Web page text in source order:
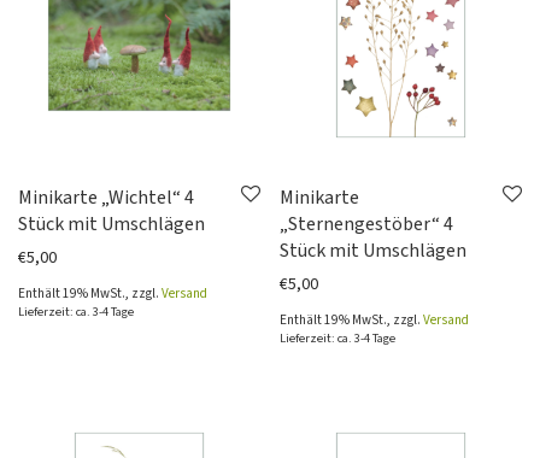
Prints & Poster
Kalender & Bücher
Zum Selbermachen
Minikarte „Wichtel“ 4
Stück mit Umschlägen
€5,00
Enthält 19% MwSt., zzgl. Versand
Lieferzeit: ca. 3-4 Tage
Minikarte
„Sternengestöber“ 4
Stück mit Umschlägen
€5,00
Enthält 19% MwSt., zzgl. Versand
Lieferzeit: ca. 3-4 Tage